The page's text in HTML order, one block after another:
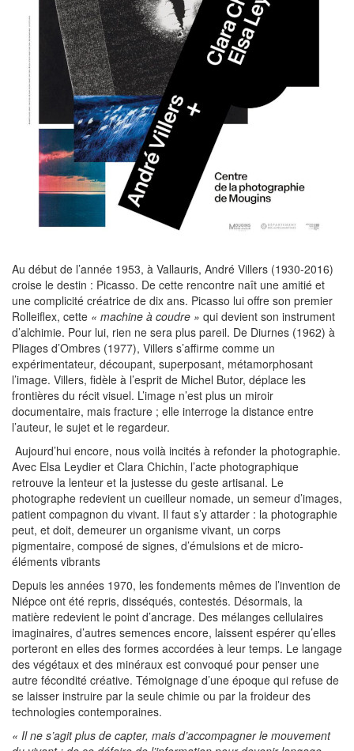
Au début de l’année 1953, à Vallauris, André Villers (1930-2016)
croise le destin : Picasso. De cette rencontre naît une amitié et
une complicité créatrice de dix ans. Picasso lui offre son premier
Rolleiflex, cette « machine à coudre » qui devient son instrument
d’alchimie. Pour lui, rien ne sera plus pareil. De Diurnes (1962) à
Pliages d’Ombres (1977), Villers s’affirme comme un
expérimentateur, découpant, superposant, métamorphosant
l’image. Villers, fidèle à l’esprit de Michel Butor, déplace les
frontières du récit visuel. L’image n’est plus un miroir
documentaire, mais fracture ; elle interroge la distance entre
l’auteur, le sujet et le regardeur.
Aujourd’hui encore, nous voilà incités à refonder la photographie.
Avec Elsa Leydier et Clara Chichin, l’acte photographique
retrouve la lenteur et la justesse du geste artisanal. Le
photographe redevient un cueilleur nomade, un semeur d’images,
patient compagnon du vivant. Il faut s’y attarder : la photographie
peut, et doit, demeurer un organisme vivant, un corps
pigmentaire, composé de signes, d’émulsions et de micro-
éléments vibrants
Depuis les années 1970, les fondements mêmes de l’invention de
Niépce ont été repris, disséqués, contestés. Désormais, la
matière redevient le point d’ancrage. Des mélanges cellulaires
imaginaires, d’autres semences encore, laissent espérer qu’elles
porteront en elles des formes accordées à leur temps. Le langage
des végétaux et des minéraux est convoqué pour penser une
autre fécondité créative. Témoignage d’une époque qui refuse de
se laisser instruire par la seule chimie ou par la froideur des
technologies contemporaines.
« Il ne s’agit plus de capter, mais d’accompagner le mouvement